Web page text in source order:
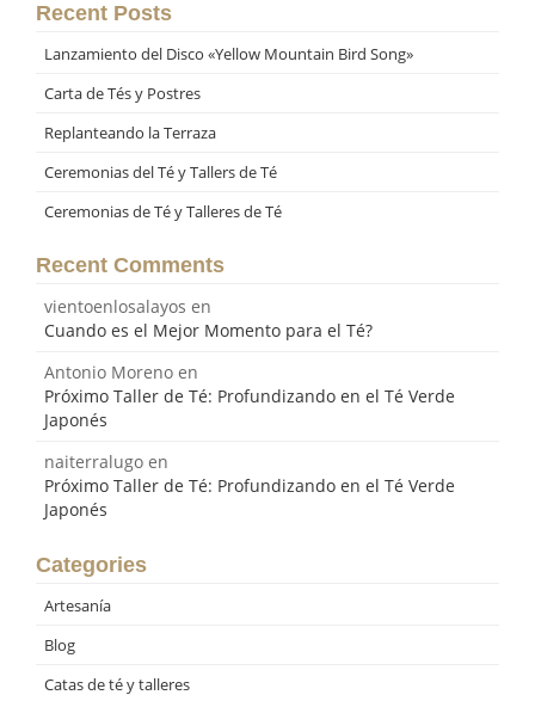
Recent Posts
Lanzamiento del Disco «Yellow Mountain Bird Song»
Carta de Tés y Postres
Replanteando la Terraza
Ceremonias del Té y Tallers de Té
Ceremonias de Té y Talleres de Té
Recent Comments
vientoenlosalayos en
Cuando es el Mejor Momento para el Té?
Antonio Moreno en
Próximo Taller de Té: Profundizando en el Té Verde
Japonés
naiterralugo en
Próximo Taller de Té: Profundizando en el Té Verde
Japonés
Categories
Artesanía
Blog
Catas de té y talleres